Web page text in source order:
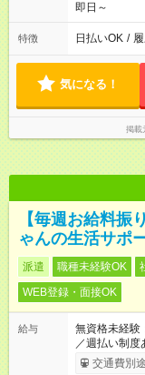
即日～
特徴 日払いOK /
気になる！
掲載
【毎週お給料振
ゃんの生活サポ
派遣 職種未経験OK
WEB登録・面接OK
給与
無資格未経
／週払い制度
了次第のお支
交通費別